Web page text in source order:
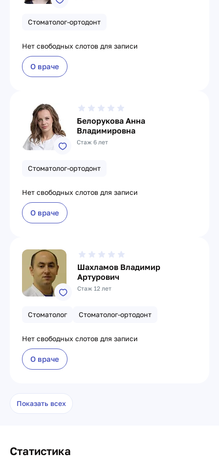
Стоматолог-ортодонт
Нет свободных слотов для записи
О враче
Белорукова Анна
Владимировна
Стаж 6 лет
Стоматолог-ортодонт
Нет свободных слотов для записи
О враче
Шахламов Владимир
Артурович
Стаж 12 лет
Стоматолог Стоматолог-ортодонт
Нет свободных слотов для записи
О враче
Показать всех
Статистика